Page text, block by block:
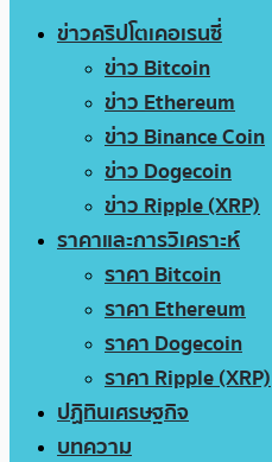
ข่าวคริปโตเคอเรนซี่
ข่าว Bitcoin
ข่าว Ethereum
ข่าว Binance Coin
ข่าว Dogecoin
ข่าว Ripple (XRP)
ราคาและการวิเคราะห์
ราคา Bitcoin
ราคา Ethereum
ราคา Dogecoin
ราคา Ripple (XRP)
ปฏิทินเศรษฐกิจ
บทความ